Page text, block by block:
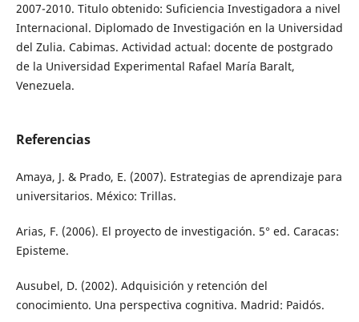
2007-2010. Titulo obtenido: Suficiencia Investigadora a nivel
Internacional. Diplomado de Investigación en la Universidad
del Zulia. Cabimas. Actividad actual: docente de postgrado
de la Universidad Experimental Rafael María Baralt,
Venezuela.
Referencias
Amaya, J. & Prado, E. (2007). Estrategias de aprendizaje para
universitarios. México: Trillas.
Arias, F. (2006). El proyecto de investigación. 5° ed. Caracas:
Episteme.
Ausubel, D. (2002). Adquisición y retención del
conocimiento. Una perspectiva cognitiva. Madrid: Paidós.